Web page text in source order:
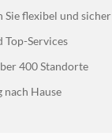
Sie flexibel und sicher
Top-Services
400 Standorte
nach Hause